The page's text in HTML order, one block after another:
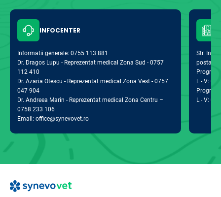
INFOCENTER
Informatii generale: 0755 113 881
Dr. Dragos Lupu - Reprezentat medical Zona Sud - 0757
112 410
Dr. Azaria Otescu - Reprezentat medical Zona Vest - 0757
047 904
Dr. Andreea Marin - Reprezentat medical Zona Centru –
0758 233 106
Email: office@synevovet.ro
Str.
postal
L - V:
L - V: